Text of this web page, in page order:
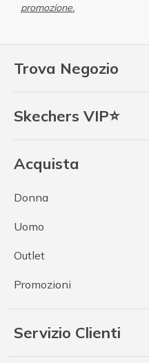
Trova Negozio
Skechers VIP⭐
Acquista
Donna
Uomo
Outlet
Promozioni
Servizio Clienti
promozione.